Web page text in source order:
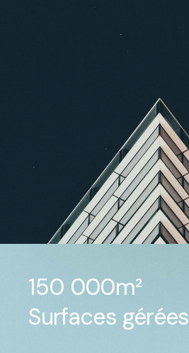
150 000m²
Surfaces gérées